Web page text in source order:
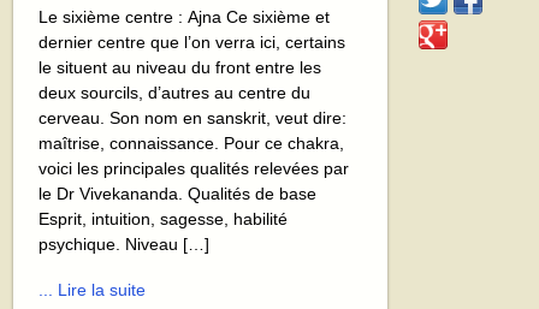
Le sixième centre : Ajna Ce sixième et
dernier centre que l’on verra ici, certains
le situent au niveau du front entre les
deux sourcils, d’autres au centre du
cerveau. Son nom en sanskrit, veut dire:
maîtrise, connaissance. Pour ce chakra,
voici les principales qualités relevées par
le Dr Vivekananda. Qualités de base
Esprit, intuition, sagesse, habilité
psychique. Niveau […]
... Lire la suite